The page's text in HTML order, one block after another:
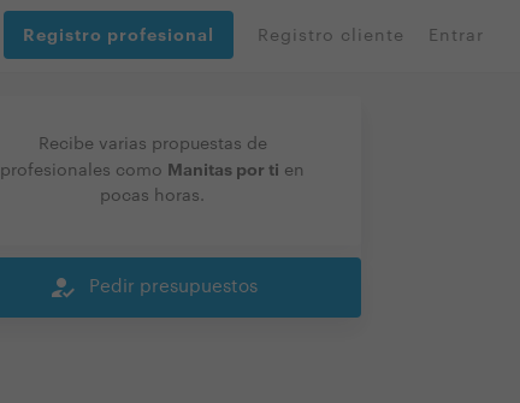
Registro profesional Registro cliente Entrar
Recibe varias propuestas de
profesionales como Manitas por ti en
pocas horas.
how_to_reg Pedir presupuestos